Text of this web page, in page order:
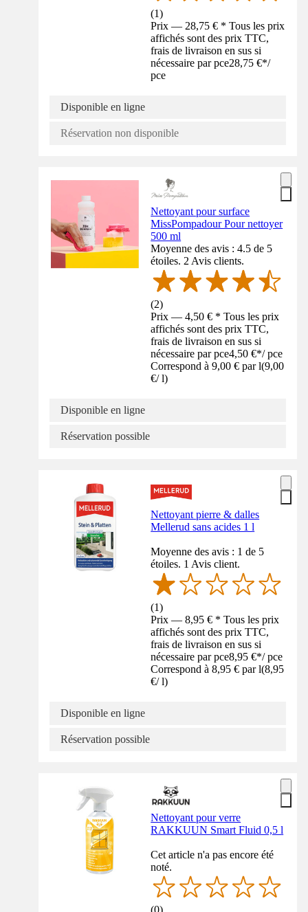
(1)
Prix — 28,75 € * Tous les prix
affichés sont des prix TTC,
frais de livraison en sus si
nécessaire par pce28,75 €*/
pce
Disponible en ligne
Réservation non disponible
Nettoyant pour surface
MissPompadour Pour nettoyer
500 ml
Moyenne des avis : 4.5 de 5
étoiles. 2 Avis clients.
(2)
Prix — 4,50 € * Tous les prix
affichés sont des prix TTC,
frais de livraison en sus si
nécessaire par pce4,50 €*/ pce
Correspond à 9,00 € par l(9,00
€/ l)
Disponible en ligne
Réservation possible
Nettoyant pierre & dalles
Mellerud sans acides 1 l
Moyenne des avis : 1 de 5
étoiles. 1 Avis client.
(1)
Prix — 8,95 € * Tous les prix
affichés sont des prix TTC,
frais de livraison en sus si
nécessaire par pce8,95 €*/ pce
Correspond à 8,95 € par l(8,95
€/ l)
Disponible en ligne
Réservation possible
Nettoyant pour verre
RAKKUUN Smart Fluid 0,5 l
Cet article n'a pas encore été
noté.